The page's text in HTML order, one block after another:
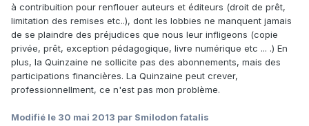
à contribuition pour renflouer auteurs et éditeurs (droit de prêt,
limitation des remises etc..), dont les lobbies ne manquent jamais
de se plaindre des préjudices que nous leur infligeons (copie
privée, prêt, exception pédagogique, livre numérique etc ... .) En
plus, la Quinzaine ne sollicite pas des abonnements, mais des
participations financières. La Quinzaine peut crever,
professionnellment, ce n'est pas mon problème.
Modifié le 30 mai 2013 par Smilodon fatalis